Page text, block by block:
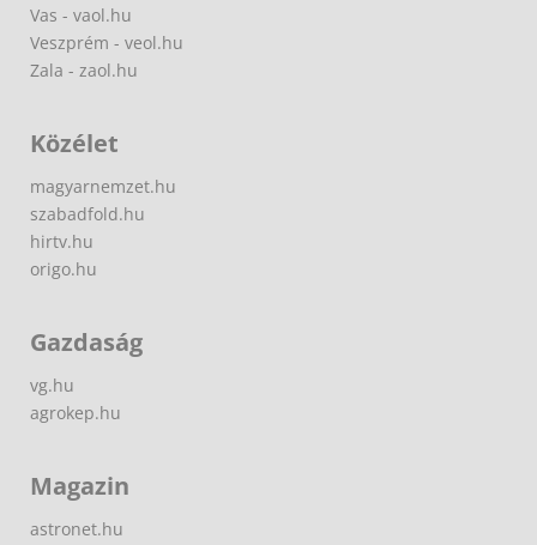
Vas - vaol.hu
Veszprém - veol.hu
Zala - zaol.hu
Közélet
magyarnemzet.hu
szabadfold.hu
hirtv.hu
origo.hu
Gazdaság
vg.hu
agrokep.hu
Magazin
astronet.hu